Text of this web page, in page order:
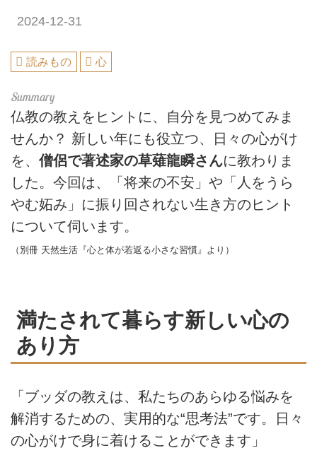
2024-12-31
読みもの 心
仏教の教えをヒントに、自分を見つめてみま
せんか？ 新しい年にも役立つ、日々の心がけ
を、 僧侶で著述家の草薙龍瞬さんに教わりま
した。今回は、「将来の不安」や「人をうら
やむ妬み」に振り回されない生き方のヒント
について伺います。
（別冊 天然生活『心と体が若返る小さな習慣』より）
満たされて暮らす新しい心の
あり方
「ブッダの教えは、私たちのあらゆる悩みを
解消するための、実用的な“思考法”です。日々
の心がけで身に着けることができます」